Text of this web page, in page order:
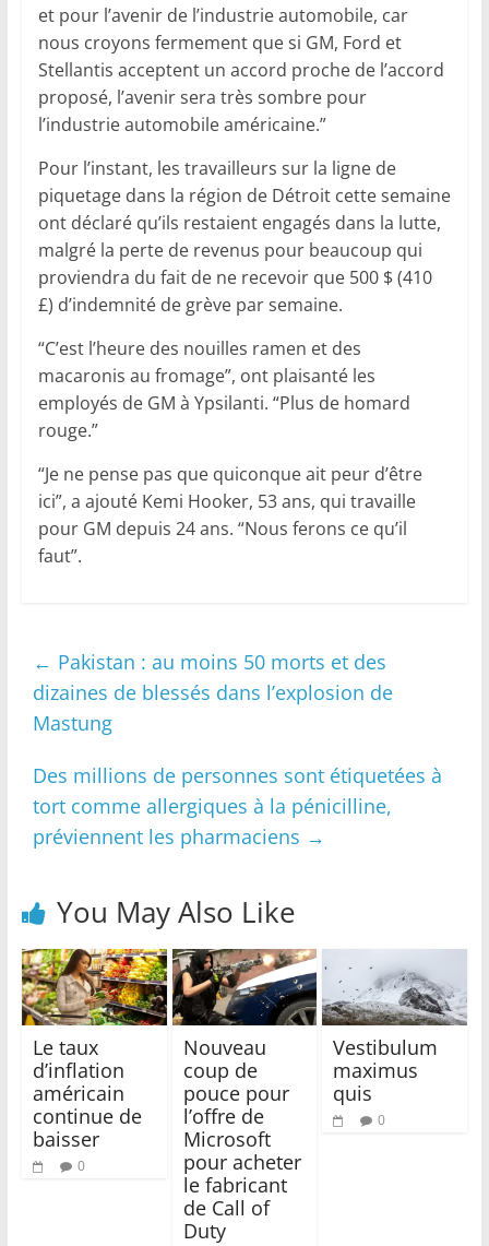
et pour l’avenir de l’industrie automobile, car
nous croyons fermement que si GM, Ford et
Stellantis acceptent un accord proche de l’accord
proposé, l’avenir sera très sombre pour
l’industrie automobile américaine.”
Pour l’instant, les travailleurs sur la ligne de
piquetage dans la région de Détroit cette semaine
ont déclaré qu’ils restaient engagés dans la lutte,
malgré la perte de revenus pour beaucoup qui
proviendra du fait de ne recevoir que 500 $ (410
£) d’indemnité de grève par semaine.
“C’est l’heure des nouilles ramen et des
macaronis au fromage”, ont plaisanté les
employés de GM à Ypsilanti. “Plus de homard
rouge.”
“Je ne pense pas que quiconque ait peur d’être
ici”, a ajouté Kemi Hooker, 53 ans, qui travaille
pour GM depuis 24 ans. “Nous ferons ce qu’il
faut”.
← Pakistan : au moins 50 morts et des
dizaines de blessés dans l’explosion de
Mastung
Des millions de personnes sont étiquetées à
tort comme allergiques à la pénicilline,
préviennent les pharmaciens →
You May Also Like
Le taux
d’inflation
américain
continue de
baisser
0
Nouveau
coup de
pouce pour
l’offre de
Microsoft
pour acheter
le fabricant
de Call of
Duty
Vestibulum
maximus
quis
0